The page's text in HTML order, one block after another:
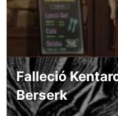
Falleció
Berserk